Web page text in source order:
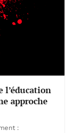
l’éducation
approche
: